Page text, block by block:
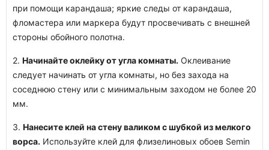
при помощи карандаша; яркие следы от карандаша,
фломастера или маркера будут просвечивать с внешней
стороны обойного полотна.
2. Начинайте оклейку от угла комнаты. Оклеивание
следует начинать от угла комнаты, но без захода на
соседнюю стену или с минимальным заходом не более 20
мм.
3. Нанесите клей на стену валиком с шубкой из мелкого
ворса. Используйте клей для флизелиновых обоев Semin